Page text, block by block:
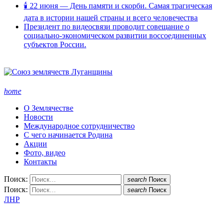
🕯 22 июня — День памяти и скорби. Самая трагическая
дата в истории нашей страны и всего человечества
Президент по видеосвязи проводит совещание о
социально-экономическом развитии воссоединенных
субъектов России.
home
О Землячестве
Новости
Международное сотрудничество
С чего начинается Родина
Акции
Фото, видео
Контакты
Поиск: search Поиск
Поиск: search Поиск
ЛНР